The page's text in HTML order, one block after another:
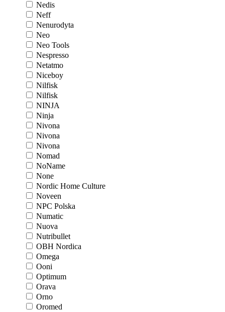
Nedis
Neff
Nenurodyta
Neo
Neo Tools
Nespresso
Netatmo
Niceboy
Nilfisk
Nilfisk
NINJA
Ninja
Nivona
Nivona
Nivona
Nomad
NoName
None
Nordic Home Culture
Noveen
NPC Polska
Numatic
Nuova
Nutribullet
OBH Nordica
Omega
Ooni
Optimum
Orava
Orno
Oromed